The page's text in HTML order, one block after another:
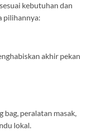
sesuai kebutuhan dan
pilihannya:
akhir pekan
bag, peralatan masak,
lokal.